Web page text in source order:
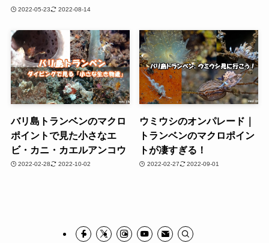
2022-05-23 2022-08-14
バリ島トランベンのマクロ
ポイントで見た小さなエ
ビ・カニ・カエルアンコウ
2022-02-28 2022-10-02
ウミウシのオンパレード｜
トランベンのマクロポイン
トが凄すぎる！
2022-02-27 2022-09-01